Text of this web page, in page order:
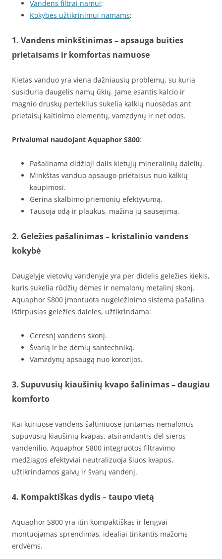
Vandens filtrai namui;
Kokybės užtikrinimui namams;
1. Vandens minkštinimas – apsauga buities
prietaisams ir komfortas namuose
Kietas vanduo yra viena dažniausių problemų, su kuria
susiduria daugelis namų ūkių. Jame esantis kalcio ir
magnio druskų perteklius sukelia kalkių nuosėdas ant
prietaisų kaitinimo elementų, vamzdynų ir net odos.
Privalumai naudojant Aquaphor S800:
Pašalinama didžioji dalis kietųjų mineralinių dalelių.
Minkštas vanduo apsaugo prietaisus nuo kalkių
kaupimosi.
Gerina skalbimo priemonių efektyvumą.
Tausoja odą ir plaukus, mažina jų sausėjimą.
2. Geležies pašalinimas – kristalinio vandens
kokybė
Daugelyje vietovių vandenyje yra per didelis geležies kiekis,
kuris sukelia rūdžių dėmes ir nemalonų metalinį skonį.
Aquaphor S800 įmontuota nugeležinimo sistema pašalina
ištirpusias geležies daleles, užtikrindama:
Geresnį vandens skonį.
Švarią ir be dėmių santechniką.
Vamzdynų apsaugą nuo korozijos.
3. Supuvusių kiaušinių kvapo šalinimas – daugiau
komforto
Kai kuriuose vandens šaltiniuose juntamas nemalonus
supuvusių kiaušinių kvapas, atsirandantis dėl sieros
vandenilio. Aquaphor S800 integruotos filtravimo
medžiagos efektyviai neutralizuoja šiuos kvapus,
užtikrindamos gaivų ir švarų vandenį.
4. Kompaktiškas dydis – taupo vietą
Aquaphor S800 yra itin kompaktiškas ir lengvai
montuojamas sprendimas, idealiai tinkantis mažoms
erdvėms.